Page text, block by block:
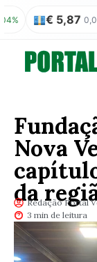
€ 5,87 0,00% £
Nova
daRedação Portal
3 min de leitura